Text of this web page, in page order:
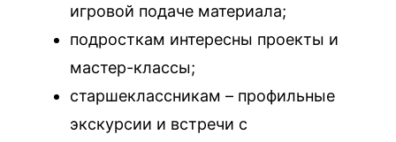
игровой подаче материала;
подросткам интересны проекты и
мастер-классы;
старшеклассникам – профильные
экскурсии и встречи с